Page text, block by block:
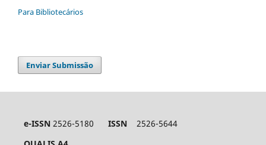
Para Bibliotecários
Enviar Submissão
e-ISSN2526-5180 ISSN
2526-5644